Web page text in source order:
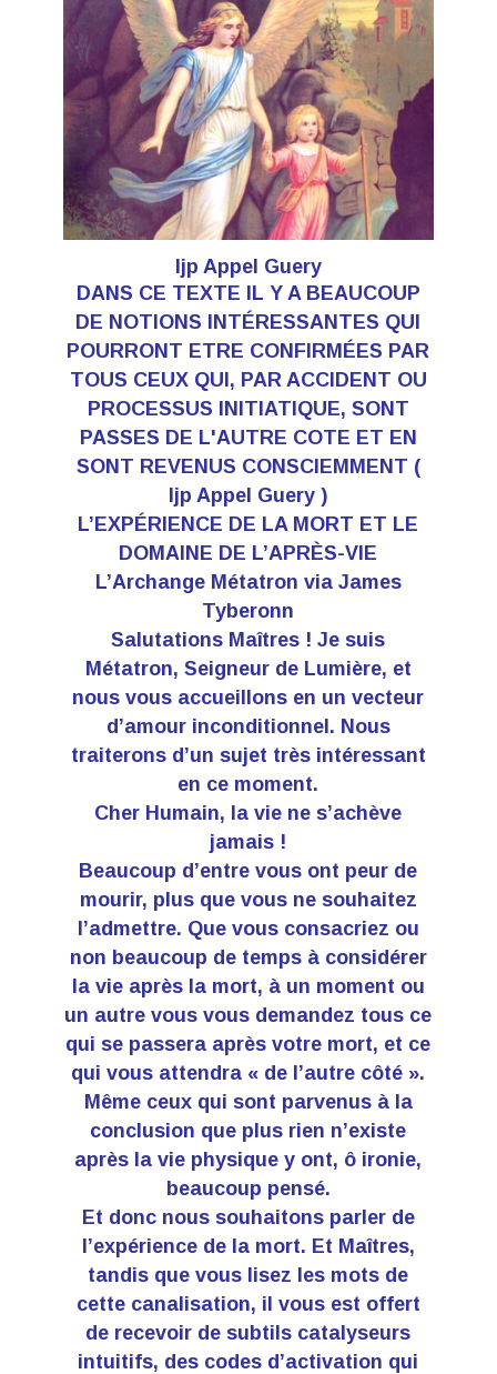
Ijp Appel Guery
DANS CE TEXTE IL Y A BEAUCOUP
DE NOTIONS INTÉRESSANTES QUI
POURRONT ETRE CONFIRMÉES PAR
TOUS CEUX QUI, PAR ACCIDENT OU
PROCESSUS INITIATIQUE, SONT
PASSES DE L'AUTRE COTE ET EN
SONT REVENUS CONSCIEMMENT (
Ijp Appel Guery )
L’EXPÉRIENCE DE LA MORT ET LE
DOMAINE DE L’APRÈS-VIE
L’Archange Métatron via James
Tyberonn
Salutations Maîtres ! Je suis
Métatron, Seigneur de Lumière, et
nous vous accueillons en un vecteur
d’amour inconditionnel. Nous
traiterons d’un sujet très intéressant
en ce moment.
Cher Humain, la vie ne s’achève
jamais !
Beaucoup d’entre vous ont peur de
mourir, plus que vous ne souhaitez
l’admettre. Que vous consacriez ou
non beaucoup de temps à considérer
la vie après la mort, à un moment ou
un autre vous vous demandez tous ce
qui se passera après votre mort, et ce
qui vous attendra « de l’autre côté ».
Même ceux qui sont parvenus à la
conclusion que plus rien n’existe
après la vie physique y ont, ô ironie,
beaucoup pensé.
Et donc nous souhaitons parler de
l’expérience de la mort. Et Maîtres,
tandis que vous lisez les mots de
cette canalisation, il vous est offert
de recevoir de subtils catalyseurs
intuitifs, des codes d’activation qui